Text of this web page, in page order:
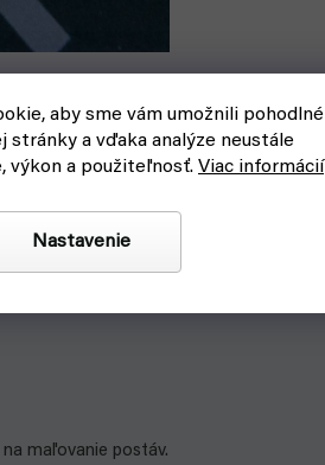
aby sme vám umožnili pohodlné
stránky a vďaka analýze neustále
výkon a použiteľnosť. Viac informácií
Nastavenie
maľovanie postáv.